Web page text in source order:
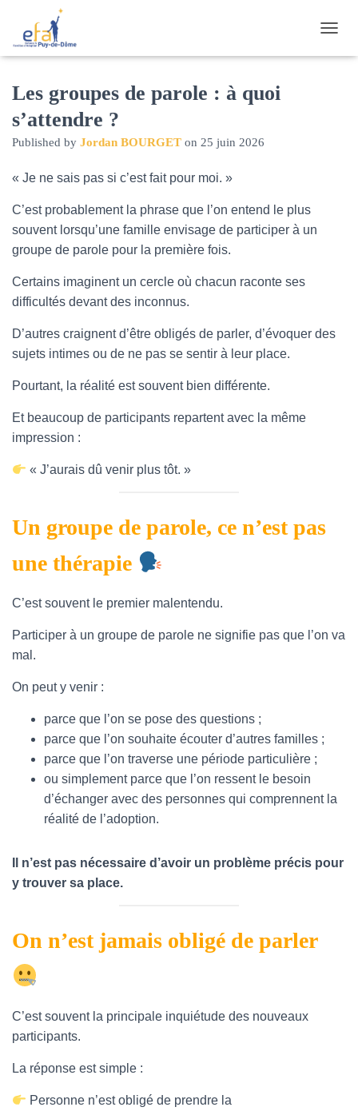
U
G
Les groupes de parole : à quoi
s’attendre ?
Published by Jordan BOURGET on 25 juin 2026
« Je ne sais pas si c’est fait pour moi. »
C’est probablement la phrase que l’on entend le plus
souvent lorsqu’une famille envisage de participer à un
groupe de parole pour la première fois.
Certains imaginent un cercle où chacun raconte ses
difficultés devant des inconnus.
D’autres craignent d’être obligés de parler, d’évoquer des
sujets intimes ou de ne pas se sentir à leur place.
Pourtant, la réalité est souvent bien différente.
Et beaucoup de participants repartent avec la même
impression :
« J’aurais dû venir plus tôt. »
Un groupe de parole, ce n’est pas
une thérapie
C’est souvent le premier malentendu.
Participer à un groupe de parole ne signifie pas que l’on va
mal.
On peut y venir :
parce que l’on se pose des questions ;
parce que l’on souhaite écouter d’autres familles ;
parce que l’on traverse une période particulière ;
ou simplement parce que l’on ressent le besoin
d’échanger avec des personnes qui comprennent la
réalité de l’adoption.
Il n’est pas nécessaire d’avoir un problème précis pour
y trouver sa place.
On n’est jamais obligé de parler
C’est souvent la principale inquiétude des nouveaux
participants.
La réponse est simple :
Personne n’est obligé de prendre la parole